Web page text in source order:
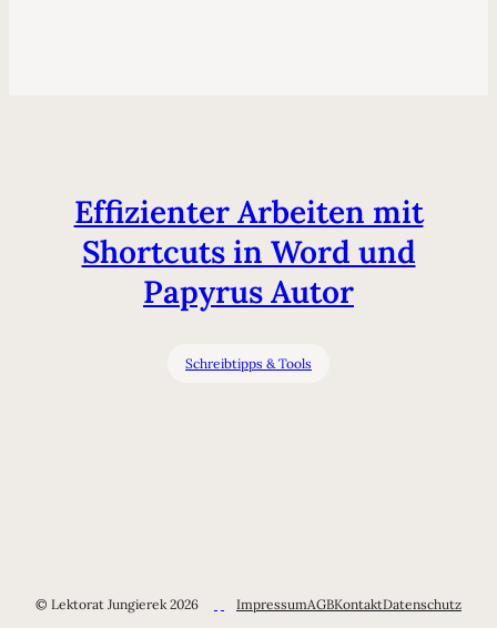
Effizienter Arbeiten mit
Shortcuts in Word und
Papyrus Autor
Schreibtipps & Tools
© Lektorat Jungierek 2026 ImpressumAGBKontaktDatenschutz